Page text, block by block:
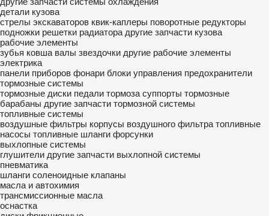
детали кузова
стрелы экскаваторов квик-каплеры поворотные редукторы
подножки решетки радиатора другие запчасти кузова
рабочие элементы
зубья ковша валы звездочки другие рабочие элементы
электрика
панели приборов фонари блоки управления предохранители
тормозные системы
тормозные диски педали тормоза суппорты тормозные
барабаны другие запчасти тормозной системы
топливные системы
воздушные фильтры корпусы воздушного фильтра топливные
насосы топливные шланги форсунки
выхлопные системы
глушители другие запчасти выхлопной системы
пневматика
шланги соленоидные клапаны
масла и автохимия
трансмиссионные масла
оснастка